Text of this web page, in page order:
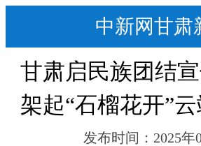
中新网甘肃
甘肃启民族团结
架起“石榴花开”
发布时间： 2025年